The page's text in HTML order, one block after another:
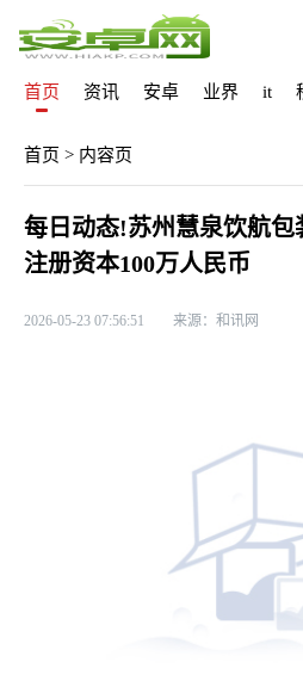
首页 资讯 安卓 业界 it
首页 > 内容页
每日动态!苏州慧泉饮航
注册资本100万人民币
2026-05-23 07:56:51 来源：和讯网